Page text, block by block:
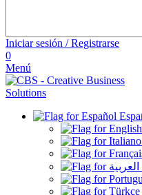
Iniciar sesión / Registrarse
0
Menú